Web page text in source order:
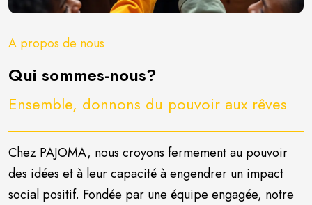
A propos de nous
Qui sommes-nous?
Ensemble, donnons du pouvoir aux rêves
Chez PAJOMA, nous croyons fermement au pouvoir
des idées et à leur capacité à engendrer un impact
social positif. Fondée par une équipe engagée, notre